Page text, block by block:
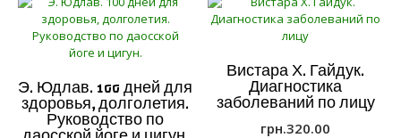
Э. Юдлав. 100 дней для
здоровья, долголетия.
Руководство по
Вистара Х. Гайдук.
Диагностика
заболеваний по лицу
грн.320.00